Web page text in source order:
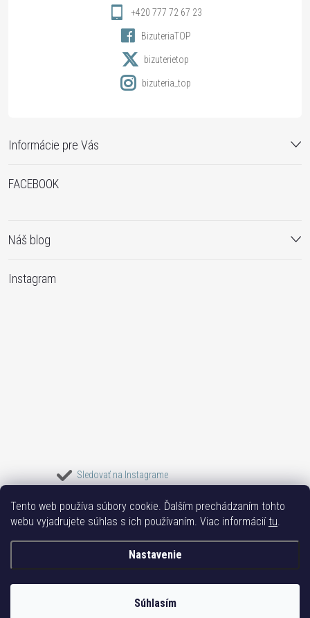
Tento web používa súbory cookie. Ďalším prechádzaním tohto
webu vyjadrujete súhlas s ich používaním. Viac informáciítu.
Nastavenie
Súhlasím
Informácie pre Vás
+420 777 72 67 23
BizuteriaTOP
bizuterietop
bizuteria_top
FACEBOOK
Náš blog
Instagram
Sledovať na Instagrame
Bižuterie TOP Vše k mobilu Mobil příslušenství
Copyright 2017-2026Bižutéria TOP. Všetky práva vyhradené.